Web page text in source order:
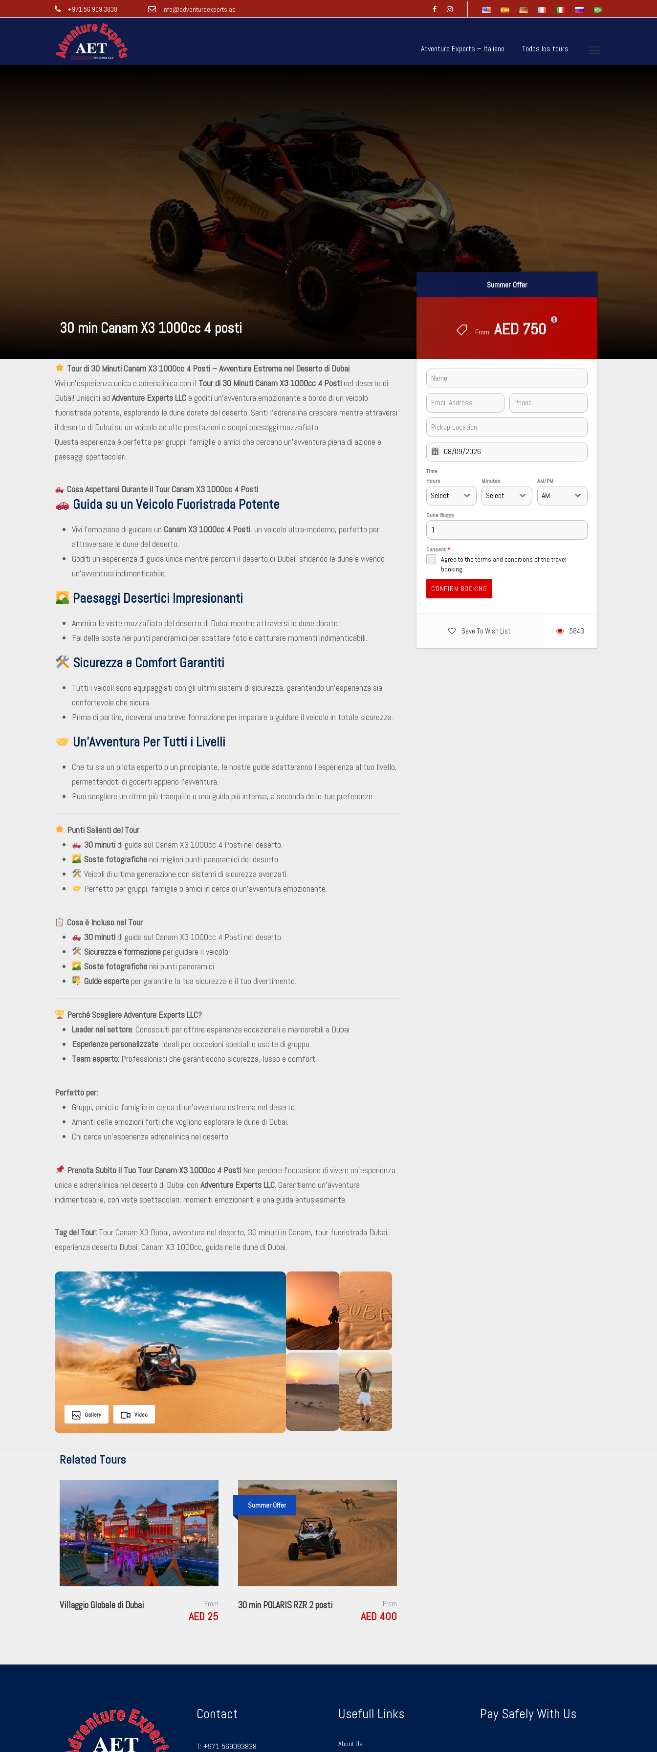
+971 56 909 3838 info@adventureexperts.ae
Adventure Experts – Italiano Todos los tours
30 min Canam X3 1000cc 4 posti
Summer Offer
From AED 750
Summer Offer
From AED 750
Time
Hours
Select
Minutes
Select
AM/PM
AM
Dune Buggy
Consent*
Agree to the terms and conditions of the travel
booking.
CONFIRM BOOKING
Save To Wish List 5843
Tour di 30 Minuti Canam X3 1000cc 4 Posti – Avventura Estrema nel Deserto di Dubai
Vivi un’esperienza unica e adrenalinica con il Tour di 30 Minuti Canam X3 1000cc 4 Posti nel deserto di
Dubai! Unisciti ad Adventure Experts LLC e goditi un’avventura emozionante a bordo di un veicolo
fuoristrada potente, esplorando le dune dorate del deserto. Senti l’adrenalina crescere mentre attraversi
il deserto di Dubai su un veicolo ad alte prestazioni e scopri paesaggi mozzafiato.
Questa esperienza è perfetta per gruppi, famiglie o amici che cercano un’avventura piena di azione e
paesaggi spettacolari.
Cosa Aspettarsi Durante il Tour Canam X3 1000cc 4 Posti
Guida su un Veicolo Fuoristrada Potente
Vivi l’emozione di guidare un Canam X3 1000cc 4 Posti, un veicolo ultra-moderno, perfetto per
attraversare le dune del deserto.
Goditi un’esperienza di guida unica mentre percorri il deserto di Dubai, sfidando le dune e vivendo
un’avventura indimenticabile.
Paesaggi Desertici Impresionanti
Ammira le viste mozzafiato del deserto di Dubai mentre attraversi le dune dorate.
Fai delle soste nei punti panoramici per scattare foto e catturare momenti indimenticabili.
Sicurezza e Comfort Garantiti
Tutti i veicoli sono equipaggiati con gli ultimi sistemi di sicurezza, garantendo un’esperienza sia
confortevole che sicura.
Prima di partire, riceverai una breve formazione per imparare a guidare il veicolo in totale sicurezza.
Un’Avventura Per Tutti i Livelli
Che tu sia un pilota esperto o un principiante, le nostre guide adatteranno l’esperienza al tuo livello,
permettendoti di goderti appieno l’avventura.
Puoi scegliere un ritmo più tranquillo o una guida più intensa, a seconda delle tue preferenze.
Punti Salienti del Tour
30 minutidi guida sul Canam X3 1000cc 4 Posti nel deserto.
Soste fotografichenei migliori punti panoramici del deserto.
Veicoli di ultima generazione con sistemi di sicurezza avanzati.
Perfetto per gruppi, famiglie o amici in cerca di un’avventura emozionante.
Cosa è Incluso nel Tour
30 minutidi guida sul Canam X3 1000cc 4 Posti nel deserto.
Sicurezza e formazioneper guidare il veicolo.
Soste fotografichenei punti panoramici.
Guide esperteper garantire la tua sicurezza e il tuo divertimento.
Perché Scegliere Adventure Experts LLC?
Leader nel settore: Conosciuti per offrire esperienze eccezionali e memorabili a Dubai.
Esperienze personalizzate: Ideali per occasioni speciali e uscite di gruppo.
Team esperto: Professionisti che garantiscono sicurezza, lusso e comfort.
Perfetto per:
Gruppi, amici o famiglie in cerca di un’avventura estrema nel deserto.
Amanti delle emozioni forti che vogliono esplorare le dune di Dubai.
Chi cerca un’esperienza adrenalinica nel deserto.
Prenota Subito il Tuo Tour Canam X3 1000cc 4 PostiNon perdere l’occasione di vivere un’esperienza
unica e adrenalinica nel deserto di Dubai con Adventure Experts LLC. Garantiamo un’avventura
indimenticabile, con viste spettacolari, momenti emozionanti e una guida entusiasmante.
Tag del Tour: Tour Canam X3 Dubai, avventura nel deserto, 30 minuti in Canam, tour fuoristrada Dubai,
esperienza deserto Dubai, Canam X3 1000cc, guida nelle dune di Dubai.
Gallery Video
Related Tours
Villaggio Globale di Dubai From
AED 25
Summer Offer
30 min POLARIS RZR 2 posti From
AED 400
Contact
T: +971 569093838
Usefull Links
About Us
Pay Safely With Us